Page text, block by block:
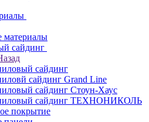
материалы
сайдинг
сайдинг
сайдинг Grand Line
сайдинг Стоун-Хаус
сайдинг ТЕХНОНИКОЛЬ
покрытие